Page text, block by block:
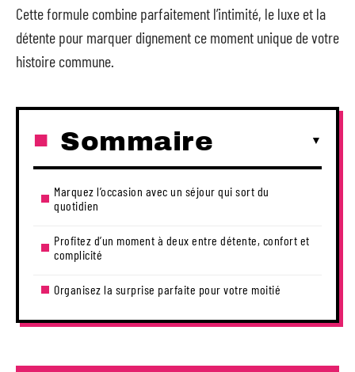
Cette formule combine parfaitement l’intimité, le luxe et la
détente pour marquer dignement ce moment unique de votre
histoire commune.
Sommaire
Marquez l’occasion avec un séjour qui sort du
quotidien
Profitez d’un moment à deux entre détente, confort et
complicité
Organisez la surprise parfaite pour votre moitié